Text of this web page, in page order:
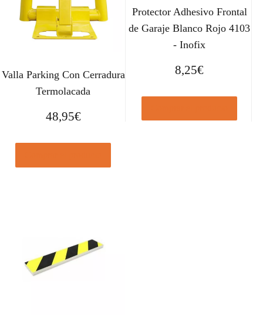
Valla Parking Con Cerradura
Termolacada
48,95€
Protector Adhesivo Frontal
de Garaje Blanco Rojo 4103
- Inofix
8,25€